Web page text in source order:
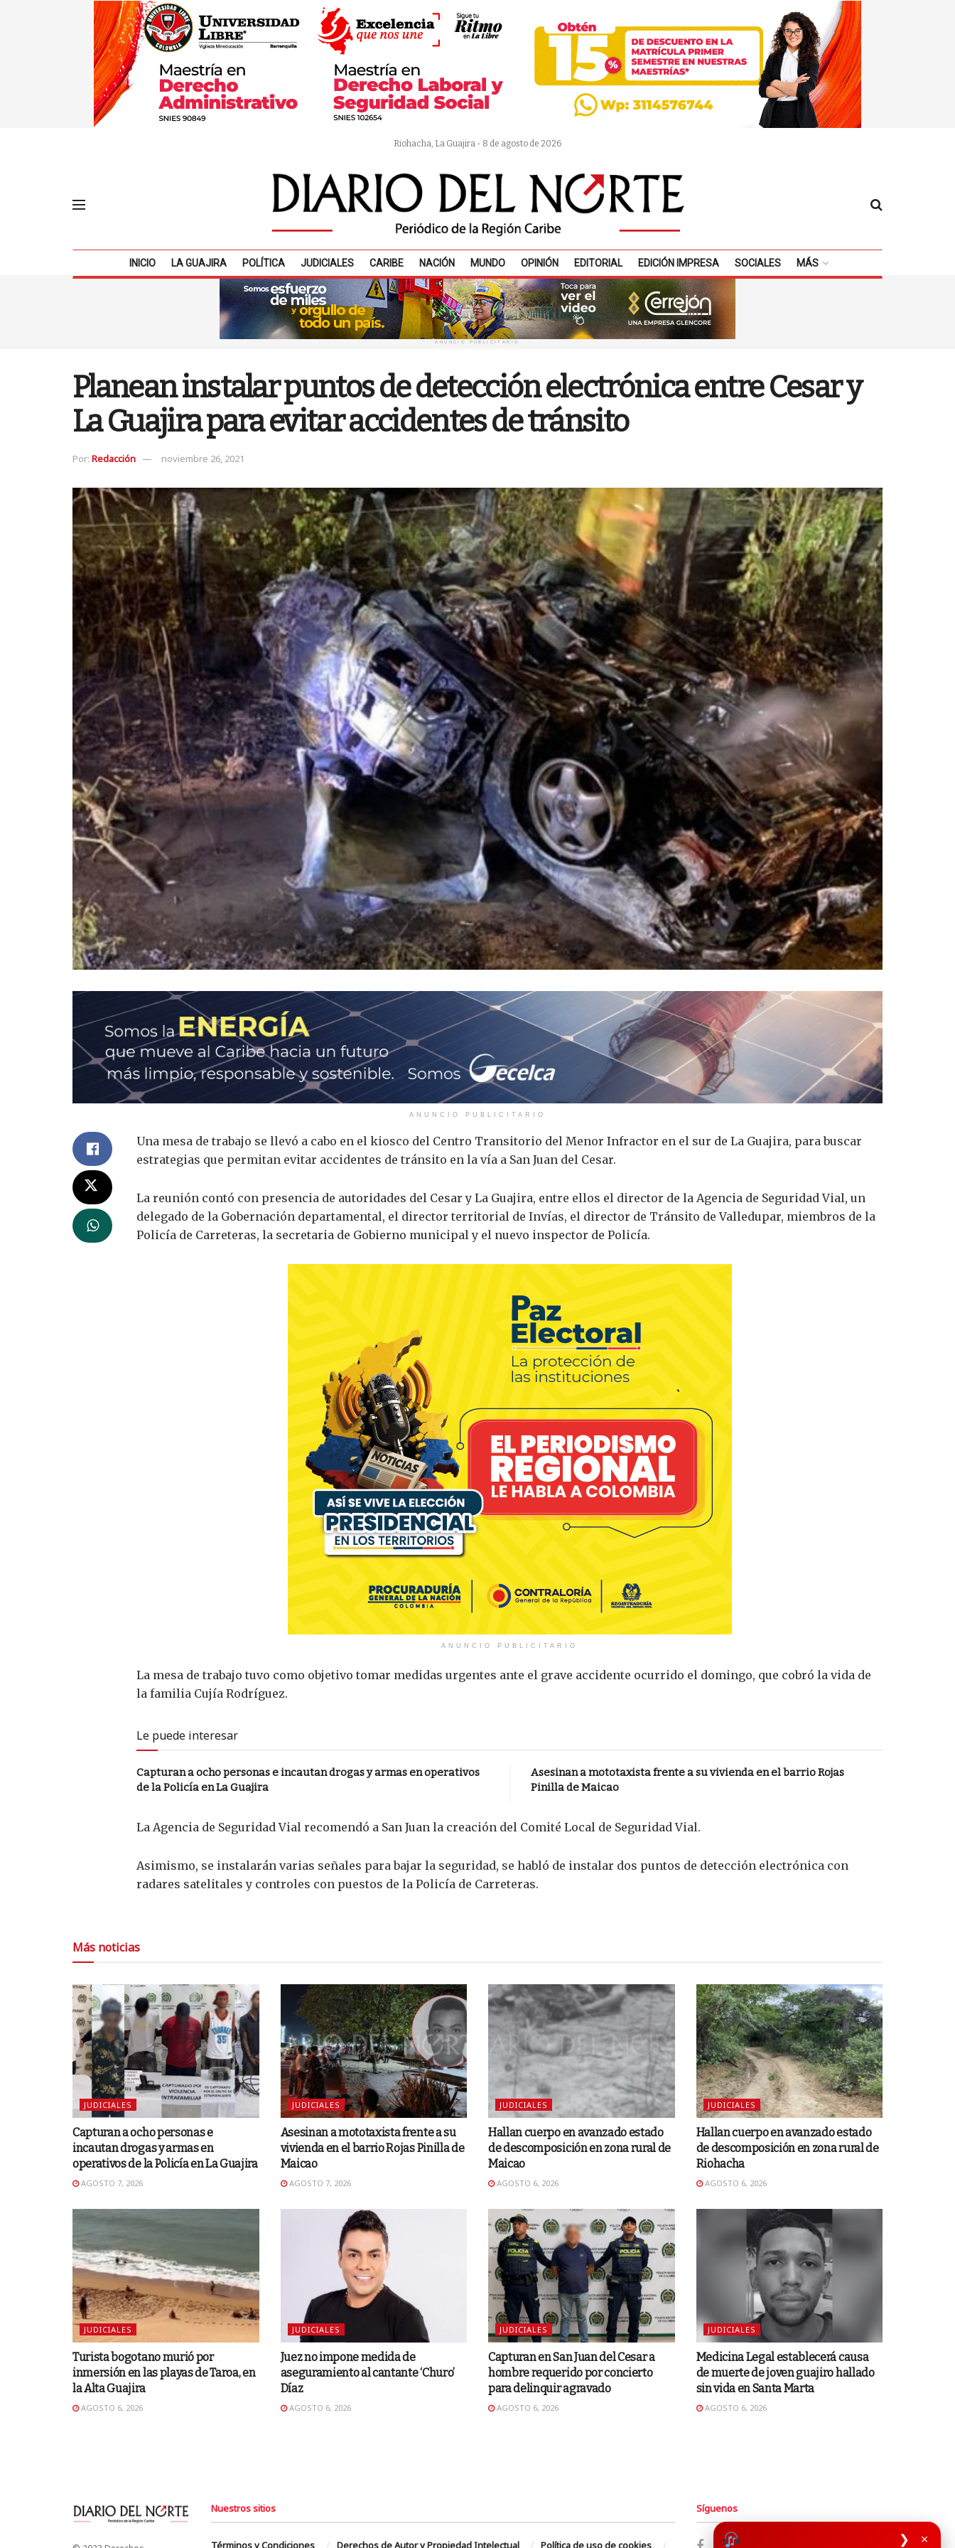
❯ ×
Riohacha, La Guajira - 8 de agosto de 2026
INICIO LA GUAJIRA POLÍTICA JUDICIALES CARIBE NACIÓN MUNDO OPINIÓN EDITORIAL EDICIÓN IMPRESA SOCIALES MÁS
ANUNCIO PUBLICITARIO
Planean instalar puntos de detección electrónica entre Cesar y
La Guajira para evitar accidentes de tránsito
Por: Redacción noviembre 26, 2021
ANUNCIO PUBLICITARIO
Una mesa de trabajo se llevó a cabo en el kiosco del Centro Transitorio del Menor Infractor en el sur de La Guajira, para buscar
estrategias que permitan evitar accidentes de tránsito en la vía a San Juan del Cesar.
La reunión contó con presencia de autoridades del Cesar y La Guajira, entre ellos el director de la Agencia de Seguridad Vial, un
delegado de la Gobernación departamental, el director territorial de Invías, el director de Tránsito de Valledupar, miembros de la
Policía de Carreteras, la secretaria de Gobierno municipal y el nuevo inspector de Policía.
ANUNCIO PUBLICITARIO
La mesa de trabajo tuvo como objetivo tomar medidas urgentes ante el grave accidente ocurrido el domingo, que cobró la vida de
la familia Cujía Rodríguez.
Le puede interesar
Capturan a ocho personas e incautan drogas y armas en operativos
de la Policía en La Guajira
Asesinan a mototaxista frente a su vivienda en el barrio Rojas
Pinilla de Maicao
La Agencia de Seguridad Vial recomendó a San Juan la creación del Comité Local de Seguridad Vial.
Asimismo, se instalarán varias señales para bajar la seguridad, se habló de instalar dos puntos de detección electrónica con
radares satelitales y controles con puestos de la Policía de Carreteras.
Más noticias
JUDICIALES
Capturan a ocho personas e
incautan drogas y armas en
operativos de la Policía en La Guajira
AGOSTO 7, 2026
JUDICIALES
Asesinan a mototaxista frente a su
vivienda en el barrio Rojas Pinilla de
Maicao
AGOSTO 7, 2026
JUDICIALES
Hallan cuerpo en avanzado estado
de descomposición en zona rural de
Maicao
AGOSTO 6, 2026
JUDICIALES
Hallan cuerpo en avanzado estado
de descomposición en zona rural de
Riohacha
AGOSTO 6, 2026
JUDICIALES
Turista bogotano murió por
inmersión en las playas de Taroa, en
la Alta Guajira
AGOSTO 6, 2026
JUDICIALES
Juez no impone medida de
aseguramiento al cantante ‘Churo’
Díaz
AGOSTO 6, 2026
JUDICIALES
Capturan en San Juan del Cesar a
hombre requerido por concierto
para delinquir agravado
AGOSTO 6, 2026
JUDICIALES
Medicina Legal establecerá causa
de muerte de joven guajiro hallado
sin vida en Santa Marta
AGOSTO 6, 2026
Nuestros sitios
Términos y Condiciones Derechos de Autor y Propiedad Intelectual Política de uso de cookies
Síguenos